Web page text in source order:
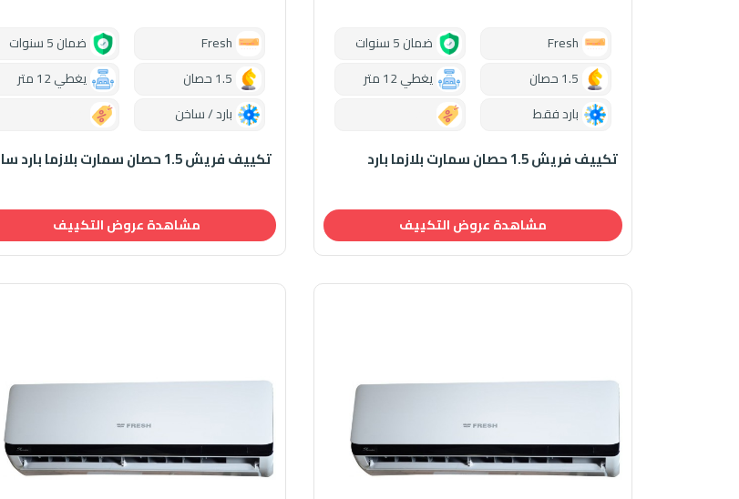
بارد فقط
ضمان 5 سنوات
يغطي 12 متر
تكييف فريش 1.5 حصان سمارت بلازما بارد
مشاهدة عروض التكييف
بارد / ساخن
ضمان 5 سنوات
يغطي 12 متر
تكييف فريش 1.5 حصان سمارت بلازما بارد ساخن
مشاهدة عروض التكييف